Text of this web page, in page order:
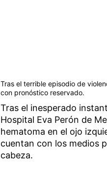
Tras el terrible episodio de
con pronóstico reservado.
Tras el inesperado
Hospital Eva Perón de
hematoma en el ojo
cuentan con los medios
cabeza.